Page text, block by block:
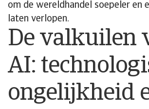
om de wereldhandel soepeler en
laten verlopen.
De valkuilen
AI:
ongelijkheid